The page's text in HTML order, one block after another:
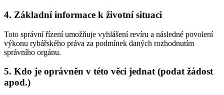
4. Základní informace k životní situaci
Toto správní řízení umožňuje vyhlášení revíru a následné povolení
výkonu rybářského práva za podmínek daných rozhodnutím
správního orgánu.
5. Kdo je oprávněn v této věci jednat (podat žádost
apod.)